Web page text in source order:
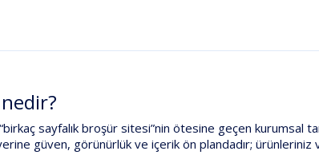
nedir?
“birkaç sayfalık broşür sitesi”nin ötesine geçen kurumsal
güven, görünürlük ve içerik ön plandadır; ürünleriniz